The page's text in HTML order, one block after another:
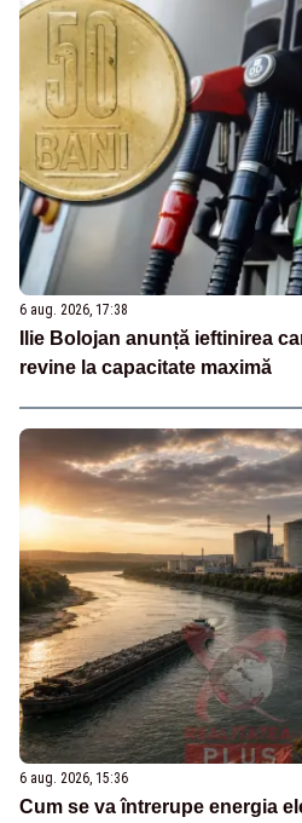
6 aug. 2026, 17:38
Ilie Bolojan anunță ieftinirea
revine la capacitate maximă
6 aug. 2026, 15:36
Cum se va întrerupe energia